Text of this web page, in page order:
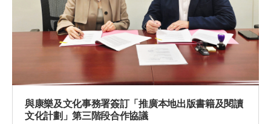
與康樂及文化事務署簽訂「推廣本地出版書籍及閱讀
文化計劃」第三階段合作協議